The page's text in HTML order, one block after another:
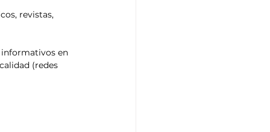
revistas,
informativos en
(redes